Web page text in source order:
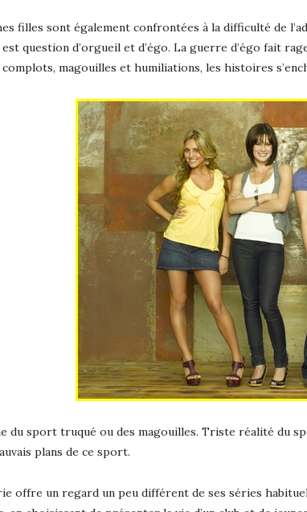
filles sont également confrontées à la difficulté de
question d’orgueil et d’égo. La guerre d’égo fait
magouilles et humiliations, les histoires
du sport truqué ou des magouilles. Triste réalité du
plans de ce sport.
offre un regard un peu différent de ses séries